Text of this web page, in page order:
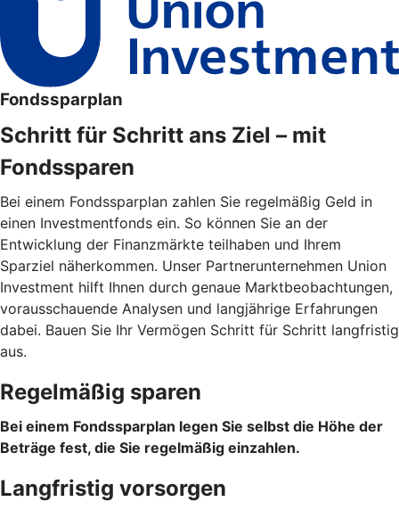
Fondssparplan
Schritt für Schritt ans Ziel – mit
Fondssparen
Bei einem Fondssparplan zahlen Sie regelmäßig Geld in
einen Investmentfonds ein. So können Sie an der
Entwicklung der Finanzmärkte teilhaben und Ihrem
Sparziel näherkommen. Unser Partnerunternehmen Union
Investment hilft Ihnen durch genaue Marktbeobachtungen,
vorausschauende Analysen und langjährige Erfahrungen
dabei. Bauen Sie Ihr Vermögen Schritt für Schritt langfristig
aus.
Regelmäßig sparen
Bei einem Fondssparplan legen Sie selbst die Höhe der
Beträge fest, die Sie regelmäßig einzahlen.
Langfristig vorsorgen